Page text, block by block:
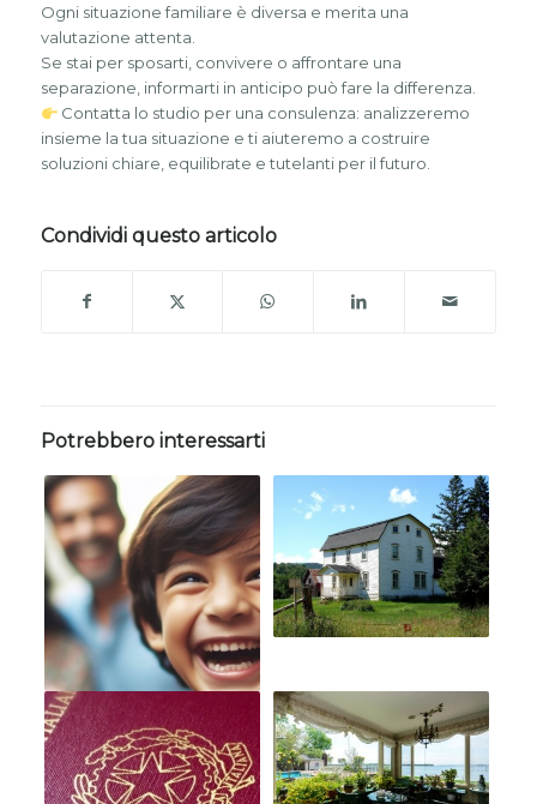
Ogni situazione familiare è diversa e merita una
valutazione attenta.
Se stai per sposarti, convivere o affrontare una
separazione, informarti in anticipo può fare la differenza.
Contatta lo studio per una consulenza: analizzeremo
insieme la tua situazione e ti aiuteremo a costruire
soluzioni chiare, equilibrate e tutelanti per il futuro.
Condividi questo articolo
Potrebbero interessarti